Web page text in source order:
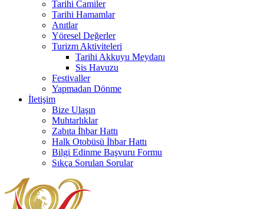
Tarihi Camiler
Tarihi Hamamlar
Anıtlar
Yöresel Değerler
Turizm Aktiviteleri
Tarihi Akkuyu Meydanı
Sis Havuzu
Festivaller
Yapmadan Dönme
İletişim
Bize Ulaşın
Muhtarlıklar
Zabıta İhbar Hattı
Halk Otobüsü İhbar Hattı
Bilgi Edinme Başvuru Formu
Sıkça Sorulan Sorular